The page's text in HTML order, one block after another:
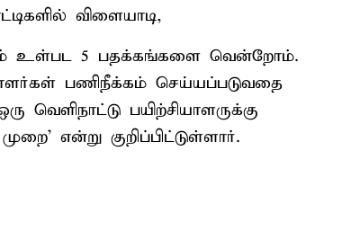
விளையாடி,
உள்பட 5 பதக்கங்களை வென்றோம்.
பணிநீக்கம் செய்யப்படுவதை
வெளிநாட்டு பயிற்சியாளருக்கு
என்று குறிப்பிட்டுள்ளார்.